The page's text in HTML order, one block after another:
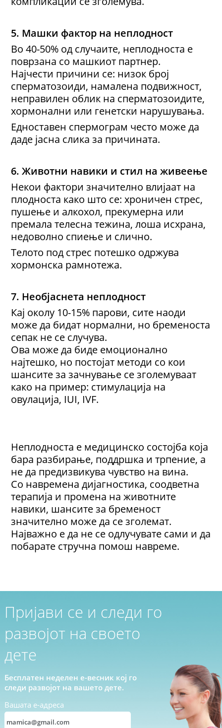
5. Машки фактор на неплодност
Во 40-50% од случаите, неплодноста е
поврзана со машкиот партнер.
Најчести причини се: низок број
сперматозоиди, намалена подвижност,
неправилен облик на сперматозоидите,
хормонални или генетски нарушувања.
Едноставен спермограм често може да
даде јасна слика за причината.
6. Животни навики и стил на живеење
Некои фактори значително влијаат на
плодноста како што се: хроничен стрес,
пушење и алкохол, прекумерна или
премала телесна тежина, лоша исхрана,
недоволно спиење и слично.
Телото под стрес потешко одржува
хормонска рамнотежа.
7. Необјаснета неплодност
Кај околу 10-15% парови, сите наоди
може да бидат нормални, но бременоста
сепак не се случува.
Ова може да биде емоционално
најтешко, но постојат методи со кои
шансите за зачнување се зголемуваат
како на пример: стимулација на
овулација, IUI, IVF.
Неплодноста е медицинско состојба која
бара разбирање, поддршка и трпение, а
не да предизвикува чувство на вина.
Со навремена дијагностика, соодветна
терапија и промена на животните
навики, шансите за бременост
значително може да се зголемат.
Најважно е да не се одлучувате сами и да
побарате стручна помош навреме.
Пријави се и следи го
развојот на своето
дете
Бесплатен неделен е-весник кој го
следи развојот на вашето дете.
Вашата е-адреса